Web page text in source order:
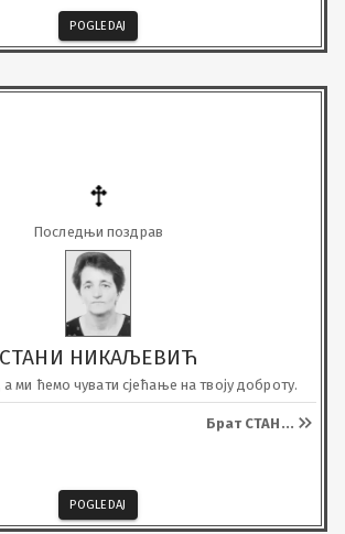
POGLEDAJ
Последњи поздрав
СТАНИ НИКАЉЕВИЋ
а ми ћемо чувати сјећање на твоју доброту.
Брат СТАН ...
POGLEDAJ